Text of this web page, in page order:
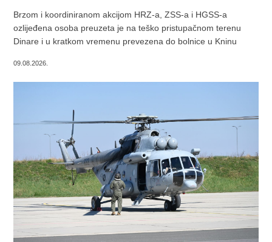
Brzom i koordiniranom akcijom HRZ-a, ZSS-a i HGSS-a
ozlijeđena osoba preuzeta je na teško pristupačnom terenu
Dinare i u kratkom vremenu prevezena do bolnice u Kninu
09.08.2026.